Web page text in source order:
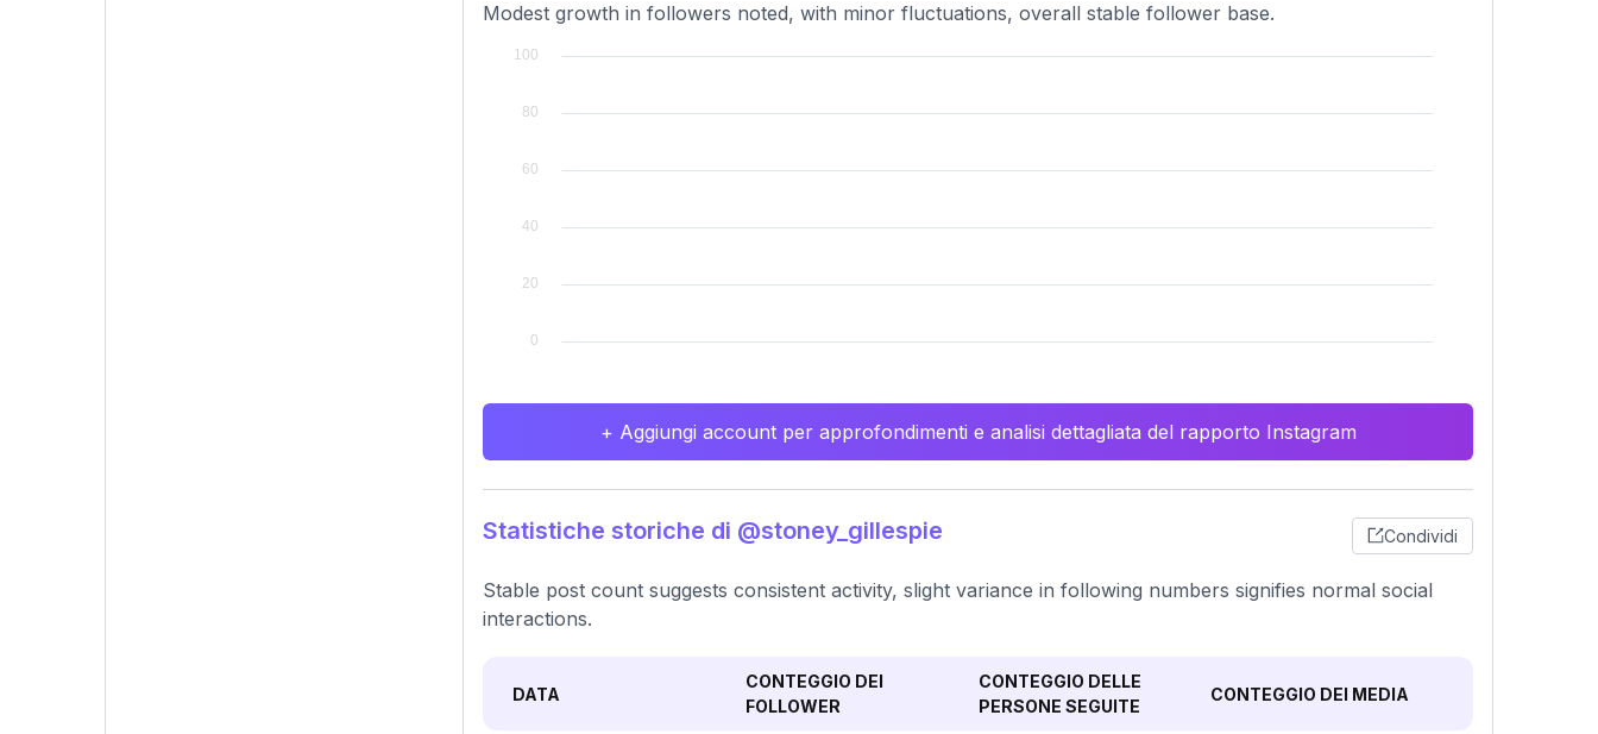
Modest growth in followers noted, with minor fluctuations, overall stable follower base.
+ Aggiungi account per approfondimenti e analisi dettagliata del rapporto Instagram
Statistiche storiche di @stoney_gillespie Condividi
Stable post count suggests consistent activity, slight variance in following numbers signifies normal social
interactions.
DATA
CONTEGGIO DEI
FOLLOWER
CONTEGGIO DELLE
PERSONE SEGUITE
CONTEGGIO DEI MEDIA